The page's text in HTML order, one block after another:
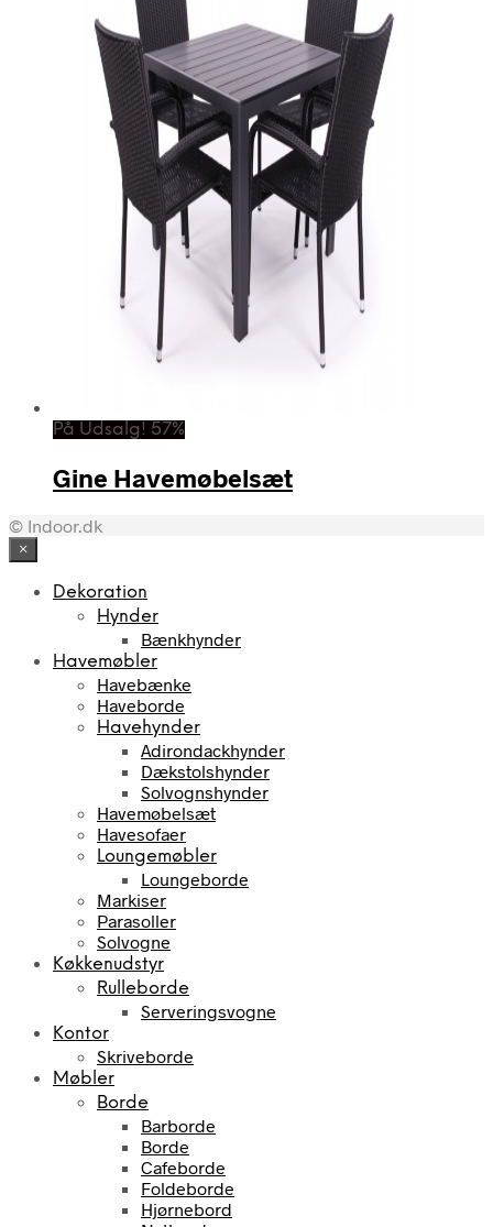
På Udsalg! 57%
Gine Havemøbelsæt
© Indoor.dk
×
Dekoration
Hynder
Bænkhynder
Havemøbler
Havebænke
Haveborde
Havehynder
Adirondackhynder
Dækstolshynder
Solvognshynder
Havemøbelsæt
Havesofaer
Loungemøbler
Loungeborde
Markiser
Parasoller
Solvogne
Køkkenudstyr
Rulleborde
Serveringsvogne
Kontor
Skriveborde
Møbler
Borde
Barborde
Borde
Cafeborde
Foldeborde
Hjørnebord